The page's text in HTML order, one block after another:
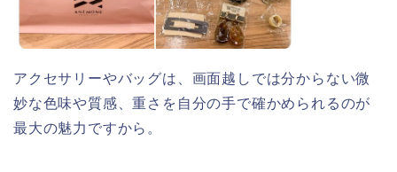
アクセサリーやバッグは、画面越しでは分からない微
妙な色味や質感、重さを自分の手で確かめられるのが
最大の魅力ですから。